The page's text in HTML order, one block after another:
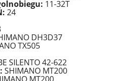
11-32T
24
DH3D37
TX505
SILENTO 42-622
SHIMANO MT200